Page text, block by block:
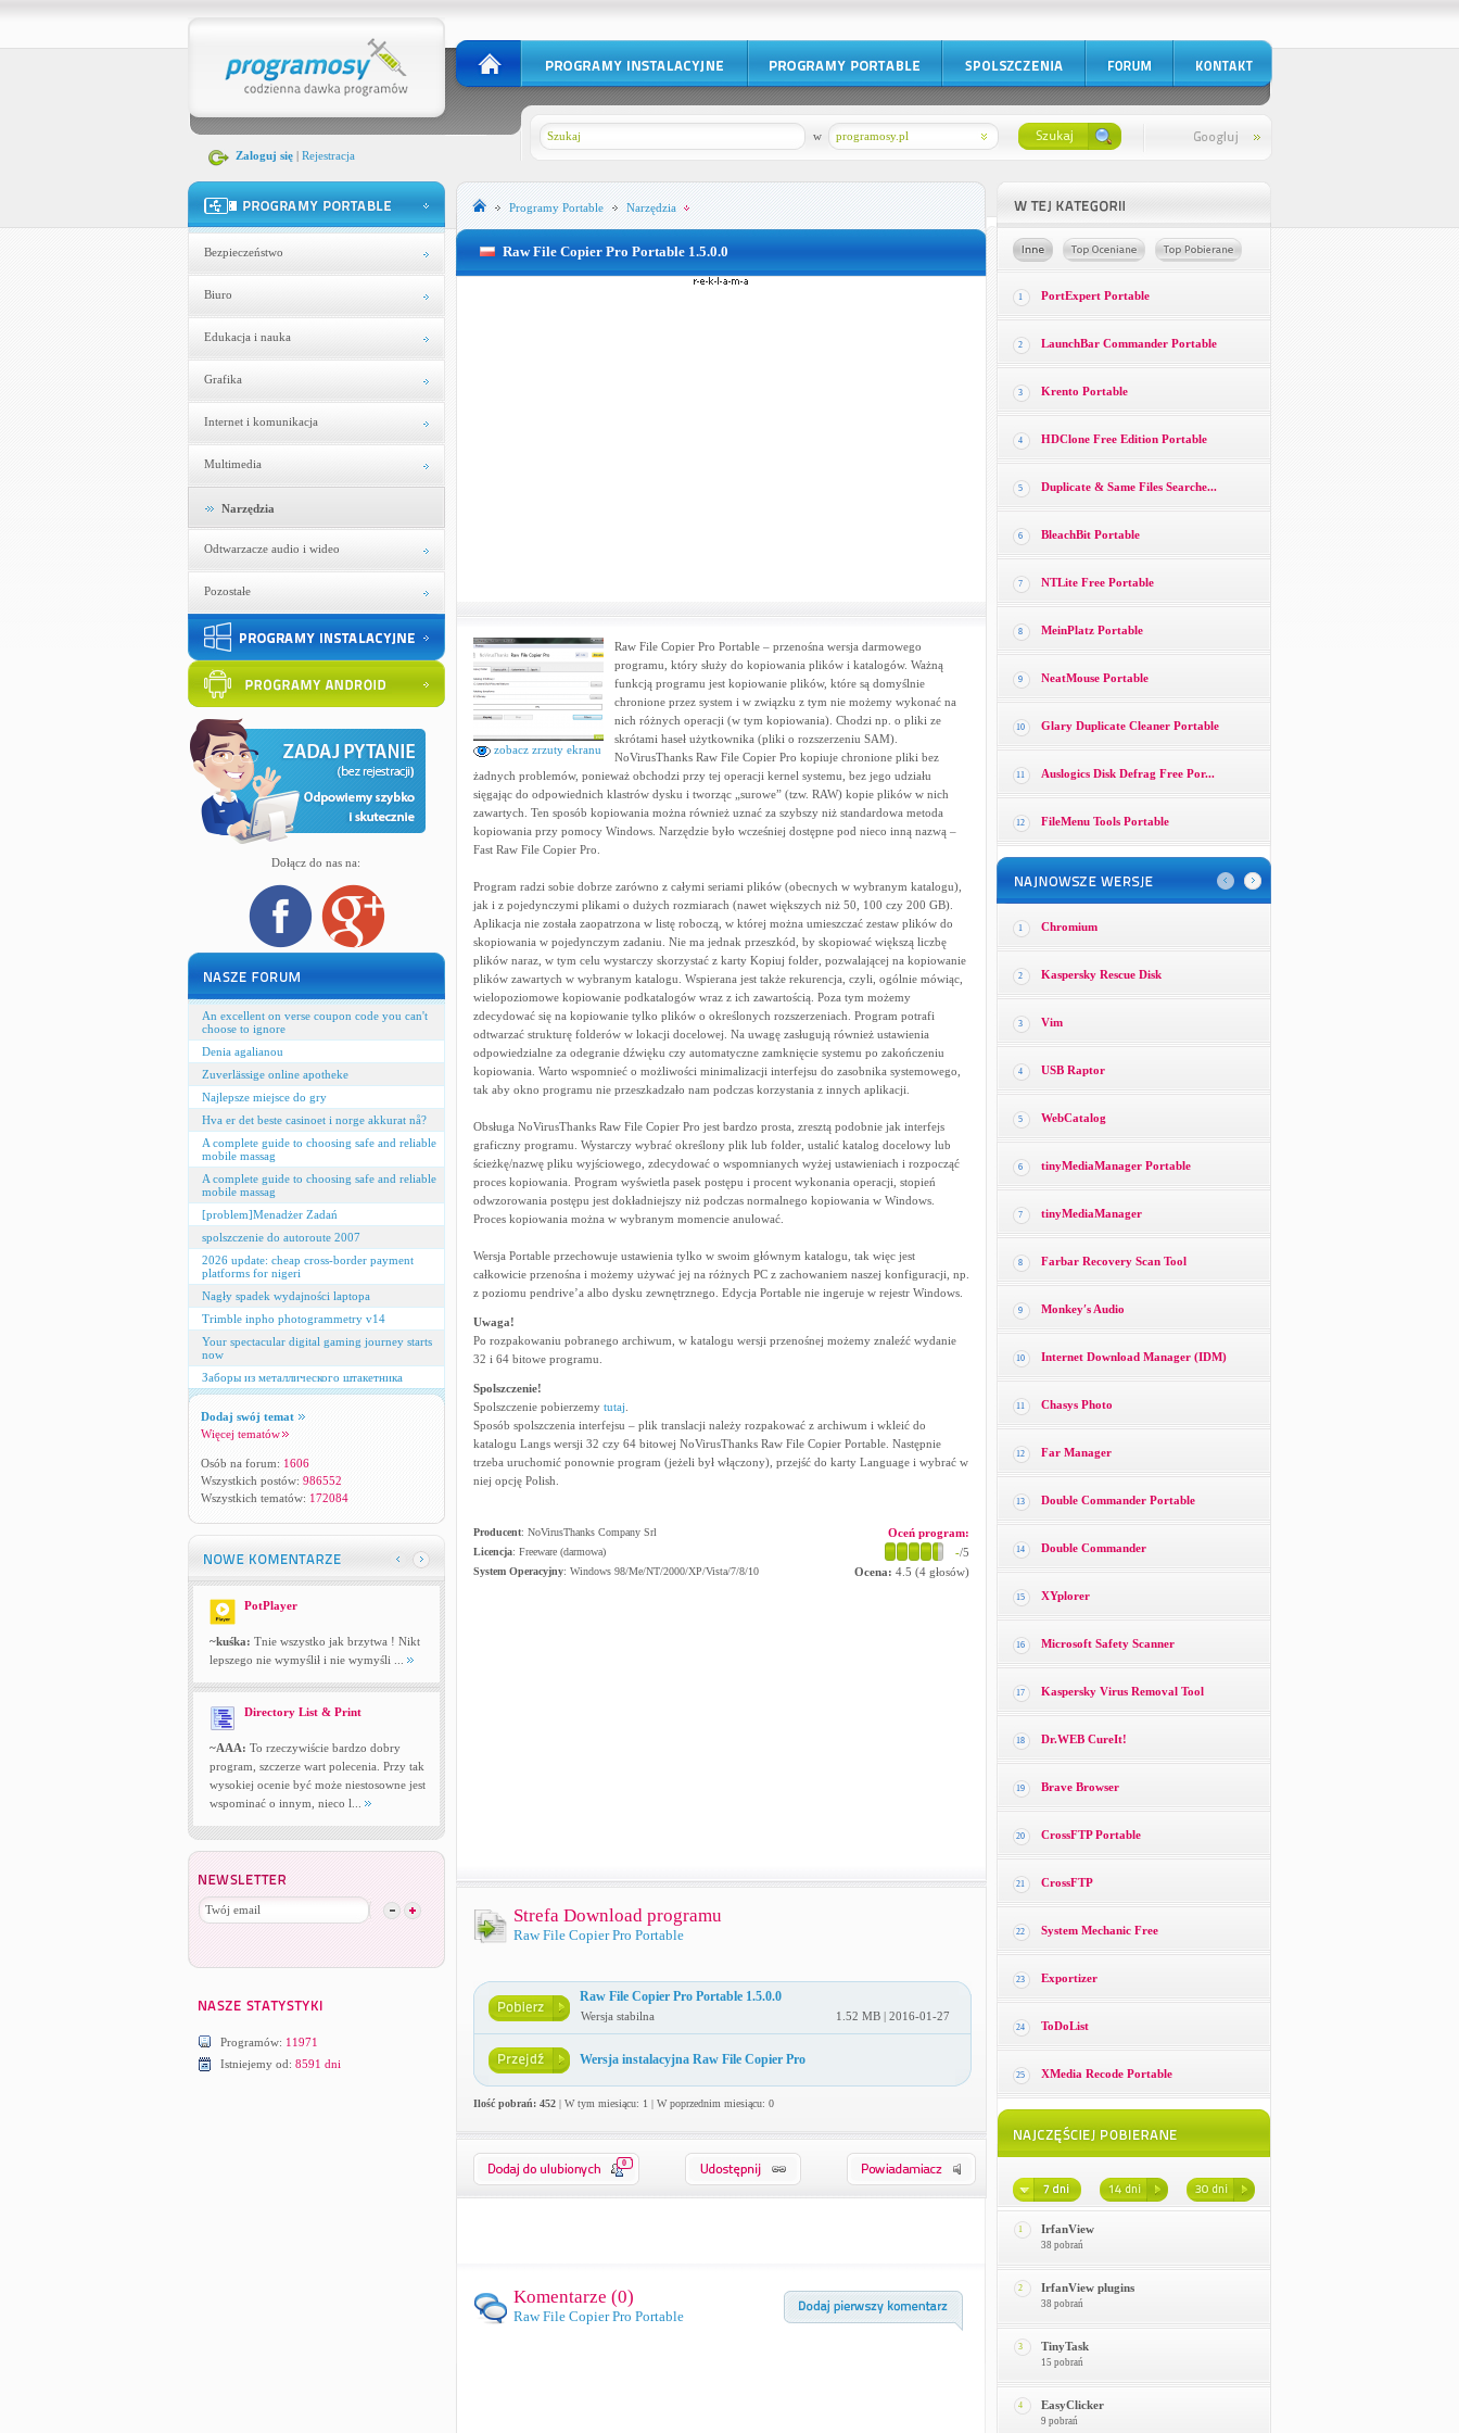
Zaloguj się| Rejestracja
programosy.pl
w
Bezpieczeństwo
Biuro
Edukacja i nauka
Grafika
Internet i komunikacja
Multimedia
Narzędzia
Odtwarzacze audio i wideo
Pozostałe
Dołącz do nas na:
An excellent on verse coupon code you can't
choose to ignore
Denia agalianou
Zuverlässige online apotheke
Najlepsze miejsce do gry
Hva er det beste casinoet i norge akkurat nå?
A complete guide to choosing safe and reliable
mobile massag
A complete guide to choosing safe and reliable
mobile massag
[problem]Menadżer Zadań
spolszczenie do autoroute 2007
2026 update: cheap cross‑border payment
platforms for nigeri
Nagły spadek wydajności laptopa
Trimble inpho photogrammetry v14
Your spectacular digital gaming journey starts
now
Заборы из металлического штакетника
Dodaj swój temat
Więcej tematów
Osób na forum: 1606
Wszystkich postów: 986552
Wszystkich tematów: 172084
PotPlayer
~kuśka: Tnie wszystko jak brzytwa ! Nikt
lepszego nie wymyślił i nie wymyśli ...
Directory List & Print
~AAA: To rzeczywiście bardzo dobry
program, szczerze wart polecenia. Przy tak
wysokiej ocenie być może niestosowne jest
wspominać o innym, nieco l...
Programów: 11971
Istniejemy od: 8591 dni
Programy Portable Narzędzia
Raw File Copier Pro Portable 1.5.0.0
zobacz zrzuty ekranu
Raw File Copier Pro Portable – przenośna wersja darmowego
programu, który służy do kopiowania plików i katalogów. Ważną
funkcją programu jest kopiowanie plików, które są domyślnie
chronione przez system i w związku z tym nie możemy wykonać na
nich różnych operacji (w tym kopiowania). Chodzi np. o pliki ze
skrótami haseł użytkownika (pliki o rozszerzeniu SAM).
NoVirusThanks Raw File Copier Pro kopiuje chronione pliki bez
żadnych problemów, ponieważ obchodzi przy tej operacji kernel systemu, bez jego udziału
sięgając do odpowiednich klastrów dysku i tworząc „surowe” (tzw. RAW) kopie plików w nich
zawartych. Ten sposób kopiowania można również uznać za szybszy niż standardowa metoda
kopiowania przy pomocy Windows. Narzędzie było wcześniej dostępne pod nieco inną nazwą –
Fast Raw File Copier Pro.
Program radzi sobie dobrze zarówno z całymi seriami plików (obecnych w wybranym katalogu),
jak i z pojedynczymi plikami o dużych rozmiarach (nawet większych niż 50, 100 czy 200 GB).
Aplikacja nie została zaopatrzona w listę roboczą, w której można umieszczać zestaw plików do
skopiowania w pojedynczym zadaniu. Nie ma jednak przeszkód, by skopiować większą liczbę
plików naraz, w tym celu wystarczy skorzystać z karty Kopiuj folder, pozwalającej na kopiowanie
plików zawartych w wybranym katalogu. Wspierana jest także rekurencja, czyli, ogólnie mówiąc,
wielopoziomowe kopiowanie podkatalogów wraz z ich zawartością. Poza tym możemy
zdecydować się na kopiowanie tylko plików o określonych rozszerzeniach. Program potrafi
odtwarzać strukturę folderów w lokacji docelowej. Na uwagę zasługują również ustawienia
odpowiedzialne za odegranie dźwięku czy automatyczne zamknięcie systemu po zakończeniu
kopiowania. Warto wspomnieć o możliwości minimalizacji interfejsu do zasobnika systemowego,
tak aby okno programu nie przeszkadzało nam podczas korzystania z innych aplikacji.
Obsługa NoVirusThanks Raw File Copier Pro jest bardzo prosta, zresztą podobnie jak interfejs
graficzny programu. Wystarczy wybrać określony plik lub folder, ustalić katalog docelowy lub
ścieżkę/nazwę pliku wyjściowego, zdecydować o wspomnianych wyżej ustawieniach i rozpocząć
proces kopiowania. Program wyświetla pasek postępu i procent wykonania operacji, stopień
odwzorowania postępu jest dokładniejszy niż podczas normalnego kopiowania w Windows.
Proces kopiowania można w wybranym momencie anulować.
Wersja Portable przechowuje ustawienia tylko w swoim głównym katalogu, tak więc jest
całkowicie przenośna i możemy używać jej na różnych PC z zachowaniem naszej konfiguracji, np.
z poziomu pendrive’a albo dysku zewnętrznego. Edycja Portable nie ingeruje w rejestr Windows.
Uwaga!
Po rozpakowaniu pobranego archiwum, w katalogu wersji przenośnej możemy znaleźć wydanie
32 i 64 bitowe programu.
Spolszczenie!
Spolszczenie pobierzemy tutaj
Sposób spolszczenia interfejsu – plik translacji należy rozpakować z archiwum i wkleić do
katalogu Langs wersji 32 czy 64 bitowej NoVirusThanks Raw File Copier Portable. Następnie
trzeba uruchomić ponownie program (jeżeli był włączony), przejść do karty Language i wybrać w
niej opcję Polish.
Producent: NoVirusThanks Company Srl
Licencja: Freeware (darmowa)
System Operacyjny: Windows 98/Me/NT/2000/XP/Vista/7/8/10
Oceń program:
-/5
Ocena: 4.5 (4głosów)
Strefa Download programu
Raw File Copier Pro Portable
Raw File Copier Pro Portable 1.5.0.0
Wersja stabilna 1.52 MB | 2016-01-27
Wersja instalacyjna Raw File Copier Pro
Ilość pobrań: 452| W tym miesiącu: 1 | W poprzednim miesiącu: 0
0
Komentarze (0)
Raw File Copier Pro Portable
1 PortExpert Portable
2 LaunchBar Commander Portable
3 Krento Portable
4 HDClone Free Edition Portable
5 Duplicate & Same Files Searche...
6 BleachBit Portable
7 NTLite Free Portable
8 MeinPlatz Portable
9 NeatMouse Portable
10 Glary Duplicate Cleaner Portable
11 Auslogics Disk Defrag Free Por...
12 FileMenu Tools Portable
1 Chromium
2 Kaspersky Rescue Disk
3 Vim
4 USB Raptor
5 WebCatalog
6 tinyMediaManager Portable
7 tinyMediaManager
8 Farbar Recovery Scan Tool
9 Monkey′s Audio
10 Internet Download Manager (IDM)
11 Chasys Photo
12 Far Manager
13 Double Commander Portable
14 Double Commander
15 XYplorer
16 Microsoft Safety Scanner
17 Kaspersky Virus Removal Tool
18 Dr.WEB CureIt!
19 Brave Browser
20 CrossFTP Portable
21 CrossFTP
22 System Mechanic Free
23 Exportizer
24 ToDoList
25 XMedia Recode Portable
1 IrfanView
38 pobrań
2 IrfanView plugins
38 pobrań
3 TinyTask
15 pobrań
4 EasyClicker
9 pobrań